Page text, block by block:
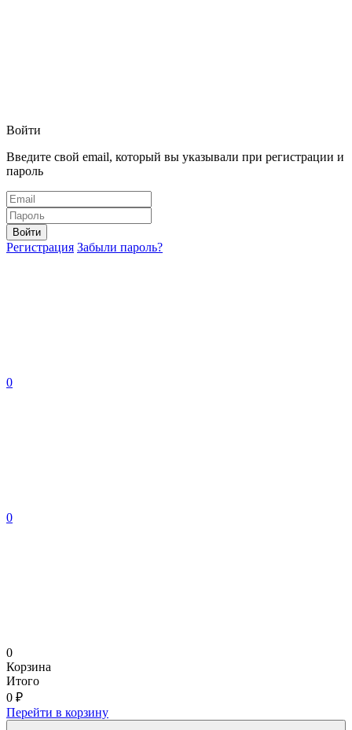
Войти
Введите свой email, который вы указывали при регистрации и
пароль
Войти
Регистрация Забыли пароль?
0
0
0
Корзина
Итого
0 ₽
Перейти в корзину